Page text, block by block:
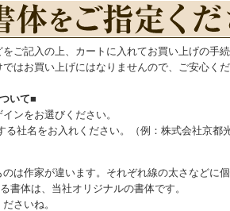
ご記入の上、カートに入れてお買い上げの手続
はお買い上げにはなりませんので、ご安心くだ
いて■
ンをお選びください。
る社名をお入れください。（例：株式会社京都
は作家が違います。それぞれ線の太さなどに個
書体は、当社オリジナルの書体です。
さいね。